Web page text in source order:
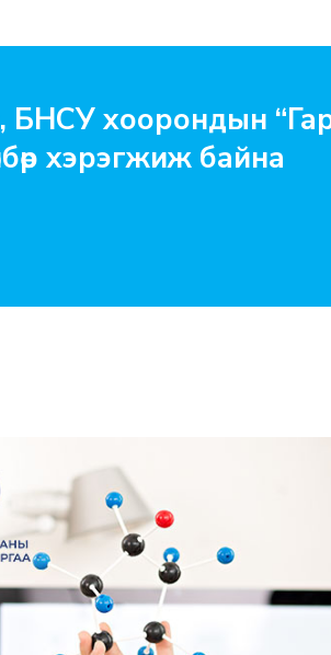
БНСУ хоорондын
хэрэгжиж байна